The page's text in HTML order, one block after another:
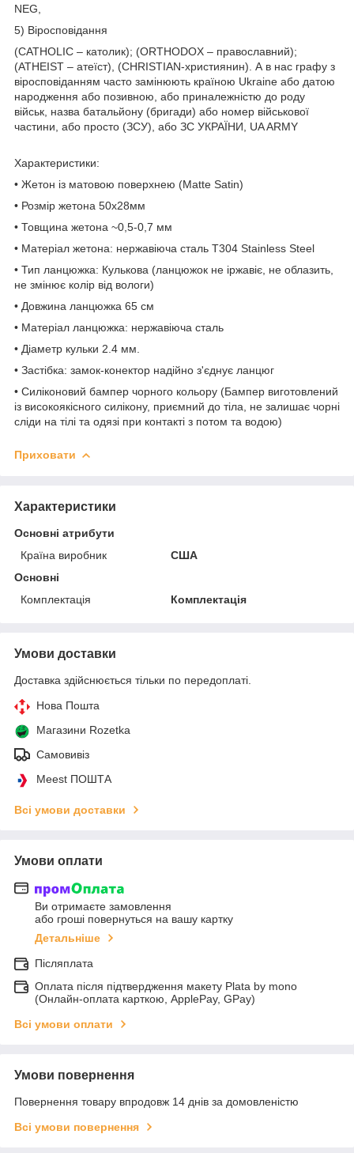
NEG,
5) Віросповідання
(CATHOLIC – католик); (ORTHODOX – православний);
(ATHEIST – атеїст), (CHRISTIAN-християнин). А в нас графу з
віросповіданням часто замінюють країною Ukraine або датою
народження або позивною, або приналежністю до роду
військ, назва батальйону (бригади) або номер військової
частини, або просто (ЗСУ), або ЗС УКРАЇНИ, UA ARMY
Характеристики:
• Жетон із матовою поверхнею (Matte Satin)
• Розмір жетона 50x28мм
• Товщина жетона ~0,5-0,7 мм
• Матеріал жетона: нержавіюча сталь T304 Stainless Steel
• Тип ланцюжка: Кулькова (ланцюжок не іржавіє, не облазить,
не змінює колір від вологи)
• Довжина ланцюжка 65 см
• Матеріал ланцюжка: нержавіюча сталь
• Діаметр кульки 2.4 мм.
• Застібка: замок-конектор надійно з'єднує ланцюг
• Силіконовий бампер чорного кольору (Бампер виготовлений
із високоякісного силікону, приємний до тіла, не залишає чорні
сліди на тілі та одязі при контакті з потом та водою)
Приховати
Характеристики
Основні атрибути
Країна виробник
США
Основні
Комплектація
Комплектація
Умови доставки
Доставка здійснюється тільки по передоплаті.
Нова Пошта
Магазини Rozetka
Самовивіз
Meest ПОШТА
Всі умови доставки
Умови оплати
Ви отримаєте замовлення
або гроші повернуться на вашу картку
Детальніше
Післяплата
Оплата після підтвердження макету Plata by mono
(Онлайн-оплата карткою, ApplePay, GPay)
Всі умови оплати
Умови повернення
Повернення товару впродовж 14 днів за домовленістю
Всі умови повернення